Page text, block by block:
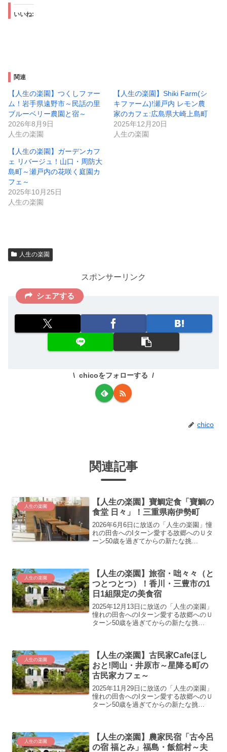
いいね:
関連
【人生の楽園】つくしファー
ム！岩手県遠野市～民話の里
ブルーベリー農園と宿～
2026年8月9日
人生の楽園
【人生の楽園】Shiki Farm(シ
キファーム)!瀬戸内 レモン農
家のカフェ:広島県大崎上島町
2025年12月20日
人生の楽園
【人生の楽園】ガーデンカフ
ェ リバージュ！山口・周防大
島町～瀬戸内の花咲く庭園カ
フェ～
2025年10月25日
人生の楽園
人生の楽園
スポンサーリンク
シェアする
chicoをフォローする
chico
関連記事
人生の楽園
【人生の楽園】寶鯛定食「寶鯛の
食堂 日々」！三重県南伊勢町
2026年6月6日に放送の「人生の楽園」憧
れの田舎へのIターン愛する故郷へのＵタ
ーン50歳を過ぎてからの新たな挑
べ物などと共に紹介...
人生の楽園
【人生の楽園】旅宿・咄々々（と
つとつとつ）！香川・三豊市の1
日1組限定の美食宿
2025年12月13日に放送の「人生の楽園」
憧れの田舎へのIターン愛する故郷へのＵ
ターン50歳を過ぎてからの新たな挑
べ物などと共に...
人生の楽園
【人生の楽園】古民家Cafeほし
おと!岡山・井原市～星降る町の
古民家カフェ～
2025年11月29日に放送の「人生の楽園」
憧れの田舎へのIターン愛する故郷へのＵ
ターン50歳を過ぎてからの新たな挑
べ物などと共に...
人生の楽園
【人生の楽園】農家民宿「古今呂
の宿 福とみ」福島・飯舘村～夫